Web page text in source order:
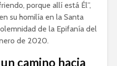
porque allí está Él”,
su homilía en la Santa
de la Epifanía del
de 2020.
camino hacia